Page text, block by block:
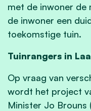
met de inwoner de
de inwoner een
toekomstige tuin.
Tuinrangers in
Op vraag van
wordt het project
Minister Jo Brouns